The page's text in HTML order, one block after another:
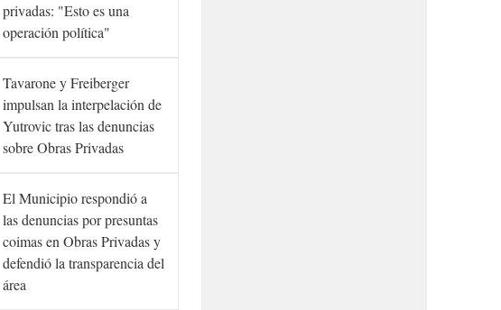
privadas: "Esto es una
operación política"
Tavarone y Freiberger
impulsan la interpelación de
Yutrovic tras las denuncias
sobre Obras Privadas
El Municipio respondió a
las denuncias por presuntas
coimas en Obras Privadas y
defendió la transparencia del
área